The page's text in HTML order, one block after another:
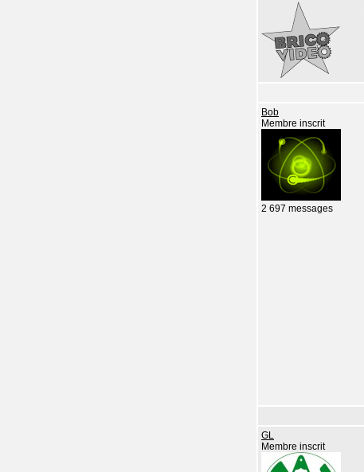
Bob
Membre inscrit
2 697 messages
GL
Membre inscrit